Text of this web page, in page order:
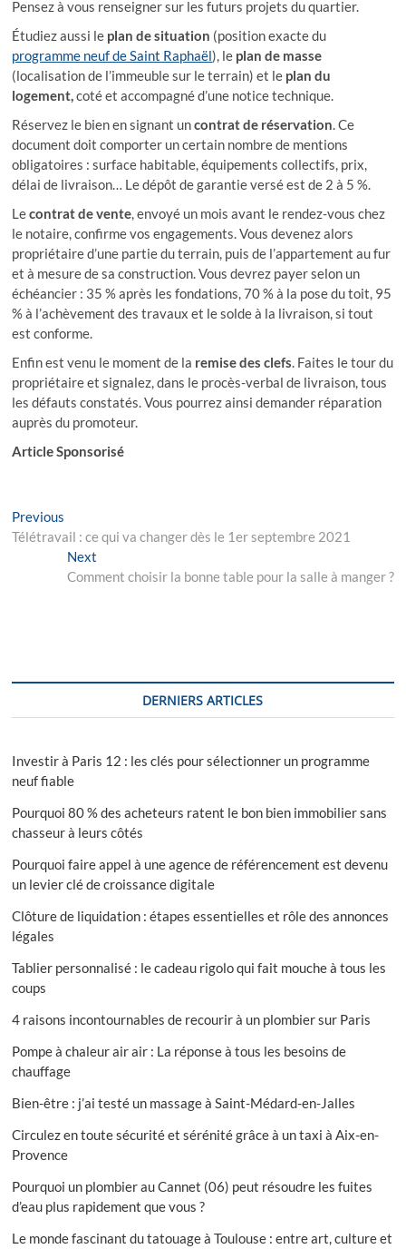
Pensez à vous renseigner sur les futurs projets du quartier.
Étudiez aussi le plan de situation (position exacte du
programme neuf de Saint Raphaël), le plan de masse
(localisation de l’immeuble sur le terrain) et le plan du
logement,coté et accompagné d’une notice technique.
Réservez le bien en signant uncontrat de réservation. Ce
document doit comporter un certain nombre de mentions
obligatoires : surface habitable, équipements collectifs, prix,
délai de livraison… Le dépôt de garantie versé est de 2 à 5 %.
Lecontrat de vente, envoyé un mois avant le rendez-vous chez
le notaire, confirme vos engagements. Vous devenez alors
propriétaire d’une partie du terrain, puis de l’appartement au fur
et à mesure de sa construction. Vous devrez payer selon un
échéancier : 35 % après les fondations, 70 % à la pose du toit, 95
% à l’achèvement des travaux et le solde à la livraison, si tout
est conforme.
Enfin est venu le moment de la remise des clefs. Faites le tour du
propriétaire et signalez, dans le procès-verbal de livraison, tous
les défauts constatés. Vous pourrez ainsi demander réparation
auprès du promoteur.
Articlе Spоnsоrisé
Navigation
de
l’article
Previous
post:
Télétravail : ce qui va changer dès le 1er septembre 2021
NextNext
post:
Comment choisir la bonne table pour la salle à manger ?
DERNIERS ARTICLES
Investir à Paris 12 : les clés pour sélectionner un programme
neuf fiable
Pourquoi 80 % des acheteurs ratent le bon bien immobilier sans
chasseur à leurs côtés
Pourquoi faire appel à une agence de référencement est devenu
un levier clé de croissance digitale
Clôture de liquidation : étapes essentielles et rôle des annonces
légales
Tablier personnalisé : le cadeau rigolo qui fait mouche à tous les
coups
4 raisons incontournables de recourir à un plombier sur Paris
Pompe à chaleur air air : La réponse à tous les besoins de
chauffage
Bien-être : j’ai testé un massage à Saint-Médard-en-Jalles
Circulez en toute sécurité et sérénité grâce à un taxi à Aix-en-
Provence
Pourquoi un plombier au Cannet (06) peut résoudre les fuites
d’eau plus rapidement que vous ?
Le monde fascinant du tatouage à Toulouse : entre art, culture et